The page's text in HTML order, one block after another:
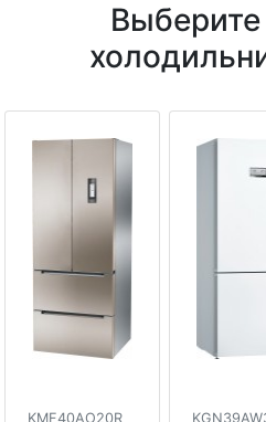
KMF40AO20R